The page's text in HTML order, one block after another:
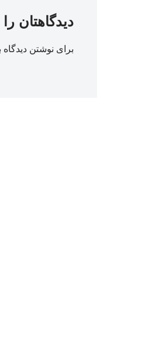
دیدگاهتان
برای نوشتن دیدگاه